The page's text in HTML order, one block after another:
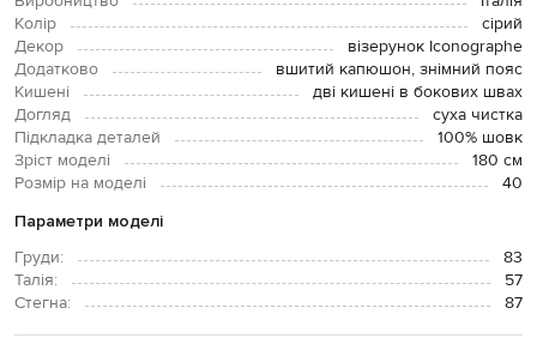
Колір
сірий
Декор
візерунок Iconographe
Додатково
вшитий капюшон, знімний пояс
Кишені
дві кишені в бокових швах
Догляд
суха чистка
Підкладка деталей
100% шовк
Зріст моделі
180 см
Розмір на моделі
40
Параметри моделі
Груди:
83
Талія:
57
Стегна:
87